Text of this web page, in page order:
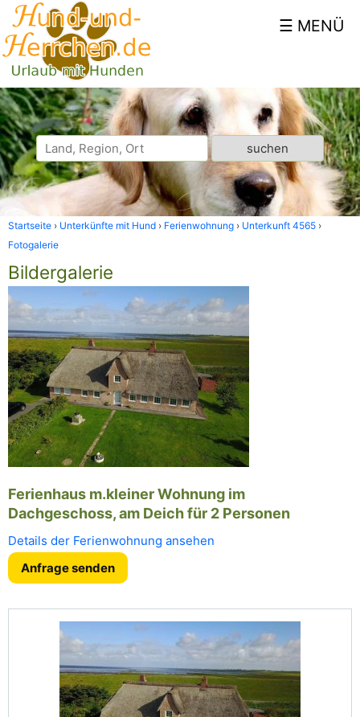
Startseite Unterkünfte mit Hund Ferienwohnung
Unterkunft 4565
Fotogalerie
Bildergalerie
Ferienhaus m.kleiner Wohnung im
Dachgeschoss, am Deich für 2 Personen
Details der Ferienwohnung ansehen
Anfrage senden